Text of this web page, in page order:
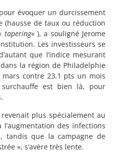
évoquer un durcissement
de taux ou réduction
tapering« ), a souligné Jerome
Les investisseurs se
que l’indice mesurant
la région de Philadelphie
mars contre 23,1 pts un mois
est bien là, pour
plus spécialement au
des infections
tandis que la campagne de
», s’avère très lente.